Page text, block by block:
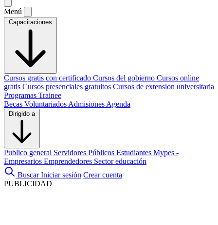
Menú
Capacitaciones
Cursos gratis con certificado Cursos del gobierno Cursos online
gratis Cursos presenciales gratuitos Cursos de extension universitaria
Programas Trainee
Becas Voluntariados Admisiones Agenda
Dirigido a
Publico general Servidores Públicos Estudiantes Mypes -
Empresarios Emprendedores Sector educación
Buscar Iniciar sesión Crear cuenta
PUBLICIDAD